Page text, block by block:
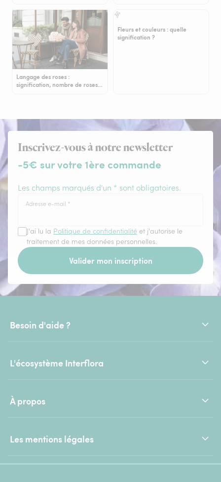
Langage des roses :
signification, nombre de roses…
Fleurs et couleurs : quelle
signification ?
Inscrivez-vous à notre newsletter
-5€ sur votre 1ère commande
Les champs marqués d'un * sont obligatoires.
Adresse e-mail *
J'ai lu la Politique de confidentialité et j'autorise le
traitement de mes données personnelles.
Valider mon inscription
Besoin d'aide ?
L'écosystème Interflora
À propos
Les mentions légales